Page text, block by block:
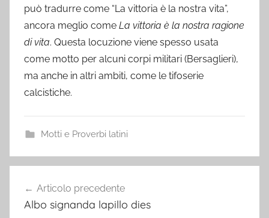
può tradurre come “La vittoria è la nostra vita”,
ancora meglio come La vittoria è la nostra ragione
di vita. Questa locuzione viene spesso usata
come motto per alcuni corpi militari (Bersaglieri),
ma anche in altri ambiti, come le tifoserie
calcistiche.
Motti e Proverbi latini
articoli
Articolo precedente
Albo signanda lapillo dies